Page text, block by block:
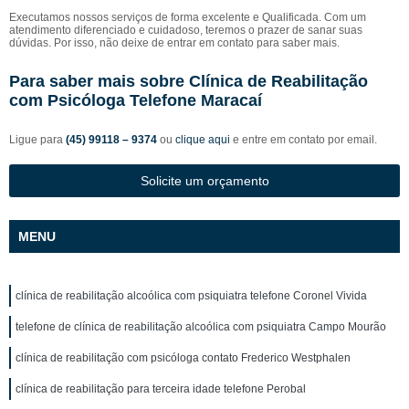
Executamos nossos serviços de forma excelente e Qualificada. Com um
atendimento diferenciado e cuidadoso, teremos o prazer de sanar suas
dúvidas. Por isso, não deixe de entrar em contato para saber mais.
Para saber mais sobre Clínica de Reabilitação
com Psicóloga Telefone Maracaí
Ligue para (45) 99118 – 9374 ou clique aqui e entre em contato por email.
Solicite um orçamento
MENU
clínica de reabilitação alcoólica com psiquiatra telefone Coronel Vivida
telefone de clínica de reabilitação alcoólica com psiquiatra Campo Mourão
clínica de reabilitação com psicóloga contato Frederico Westphalen
clínica de reabilitação para terceira idade telefone Perobal